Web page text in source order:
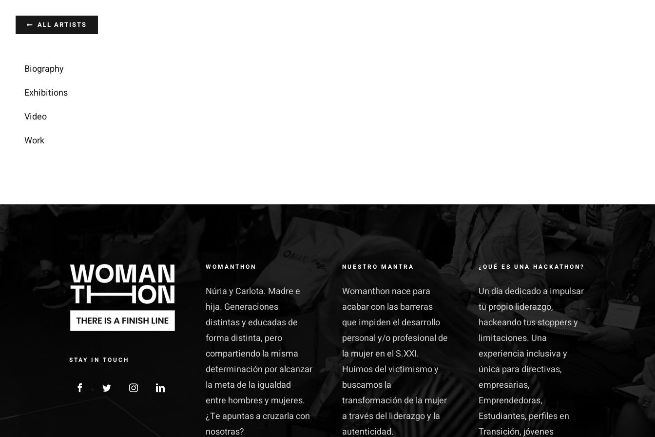
contenido
ALL ARTISTS
Biography
Exhibitions
Video
Work
STAY IN TOUCH
WOMANTHON
Núria y Carlota. Madre e
hija. Generaciones
distintas y educadas de
forma distinta, pero
compartiendo la misma
determinación por alcanzar
la meta de la igualdad
entre hombres y mujeres.
¿Te apuntas a cruzarla con
nosotras?
NUESTRO MANTRA
Womanthon nace para
acabar con las barreras
que impiden el desarrollo
personal y/o profesional de
la mujer en el S.XXI.
Huimos del victimismo y
buscamos la
transformación de la mujer
a través del liderazgo y la
autenticidad.
¿QUÉ ES UNA HACKATHON?
Un día dedicado a impulsar
tu propio liderazgo,
hackeando tus stoppers y
limitaciones. Una
experiencia inclusiva y
única para directivas,
empresarias,
Emprendedoras,
Estudiantes, perfiles en
Transición, jóvenes